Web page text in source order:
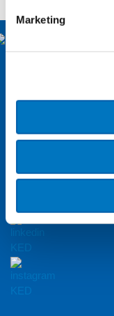
Marketing
About us (English)